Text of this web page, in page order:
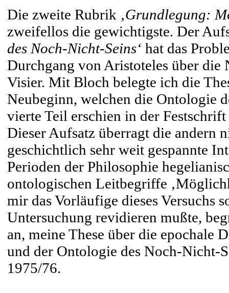
Die zweite Rubrik ‚Grundlegung:
zweifellos die gewichtigste. Der
des Noch-Nicht-Seins‘ hat das
Durchgang von Aristoteles über die
Visier. Mit Bloch belegte ich die
Neubeginn, welchen die Ontologie
vierte Teil erschien in der Festschrift
Dieser Aufsatz überragt die andern
geschichtlich sehr weit gespannte
Perioden der Philosophie
ontologischen Leitbegriffe
mir das Vorläufige dieses Versuchs
Untersuchung revidieren mußte,
an, meine These über die
und der Ontologie des Noch-Nicht-
1975/76.